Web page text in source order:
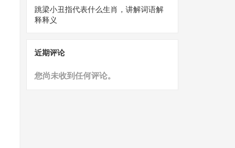
跳梁小丑指代表什么生肖，讲解词语解
释释义
近期评论
您尚未收到任何评论。